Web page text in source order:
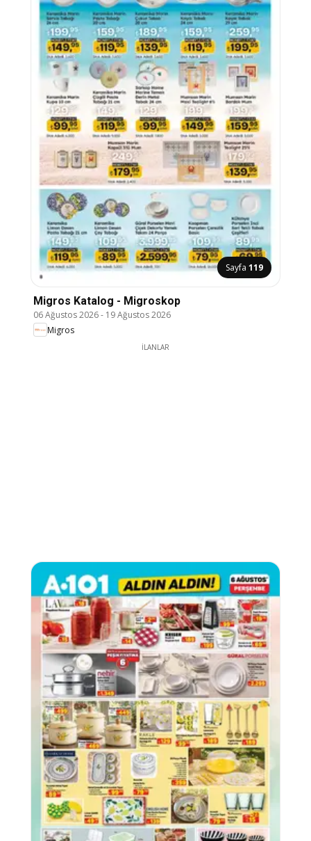
Sayfa 119
Migros Katalog - Migroskop
06 Ağustos 2026- 19 Ağustos 2026
Migros
İLANLAR